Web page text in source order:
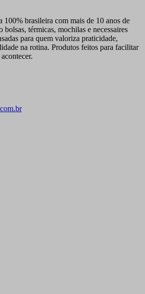
100% brasileira com mais de 10 anos de
bolsas, térmicas, mochilas e necessaires
para quem valoriza praticidade,
na rotina. Produtos feitos para facilitar